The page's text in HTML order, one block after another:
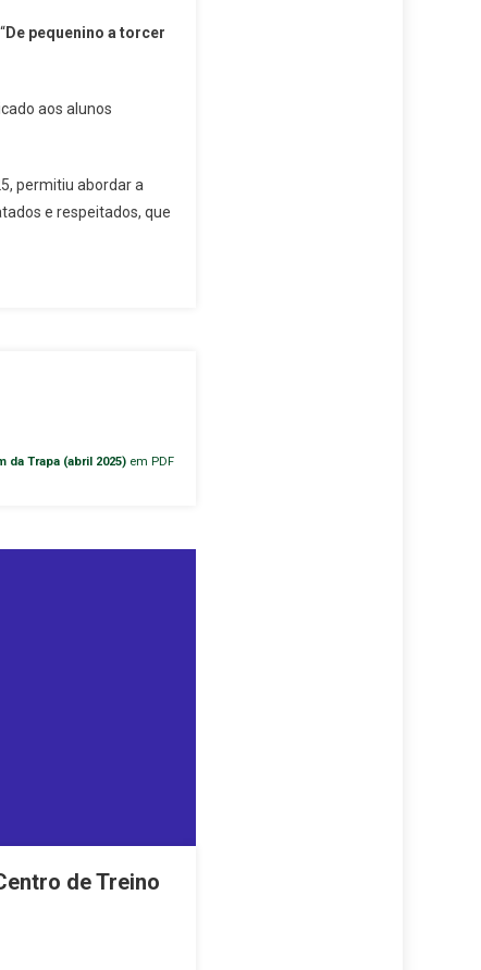
De pequenino a torcer
aos alunos
permitiu abordar a
e respeitados, que
da Trapa (abril 2025)em PDF
de Treino